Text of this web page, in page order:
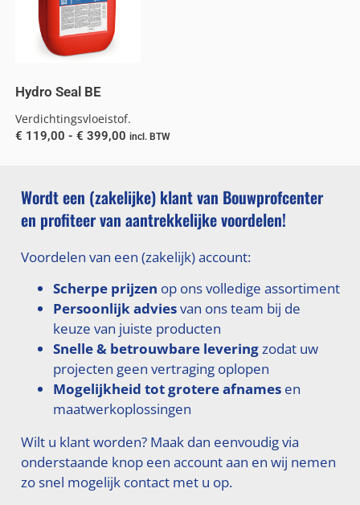
Hydro Seal BE
Verdichtingsvloeistof.
€ 119,00 - € 399,00 incl. BTW
Wordt een (zakelijke) klant van Bouwprofcenter
en profiteer van aantrekkelijke voordelen!
Voordelen van een (zakelijk) account:
Scherpe prijzen op ons volledige assortiment
Persoonlijk adviesvan ons team bij de
keuze van juiste producten
Snelle & betrouwbare leveringzodat uw
projecten geen vertraging oplopen
Mogelijkheid tot grotere afnamesen
maatwerkoplossingen
Wilt u klant worden? Maak dan eenvoudig via
onderstaande knop een account aan en wij nemen
zo snel mogelijk contact met u op.